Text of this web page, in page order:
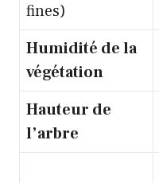
fines)
Humidité de la
végétation
Hauteur de
l’arbre